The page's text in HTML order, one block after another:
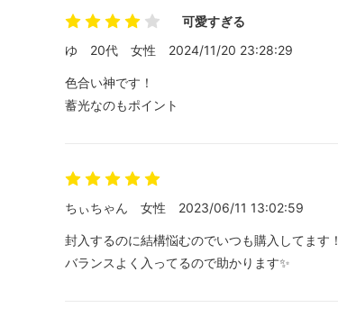
可愛すぎる
ゆ
20代 女性 2024/11/20 23:28:29
色合い神です！
蓄光なのもポイント
ちぃちゃん 女性 2023/06/11 13:02:59
封入するのに結構悩むのでいつも購入してます！
バランスよく入ってるので助かります✨